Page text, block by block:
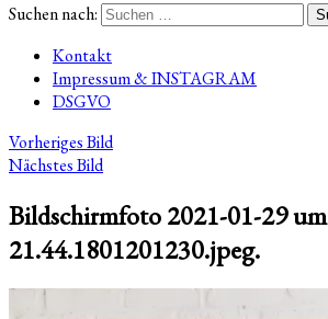
Suchen nach:
Kontakt
Impressum & INSTAGRAM
DSGVO
Vorheriges Bild
Nächstes Bild
Bildschirmfoto 2021-01-29 um
21.44.1801201230.jpeg.